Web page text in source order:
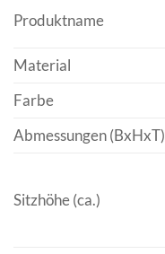
Produktname
Material
Farbe
Abmessungen (BxHxT)
Sitzhöhe (ca.)